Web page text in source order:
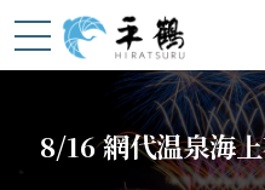
ン
ビ
8/16 網代温泉海